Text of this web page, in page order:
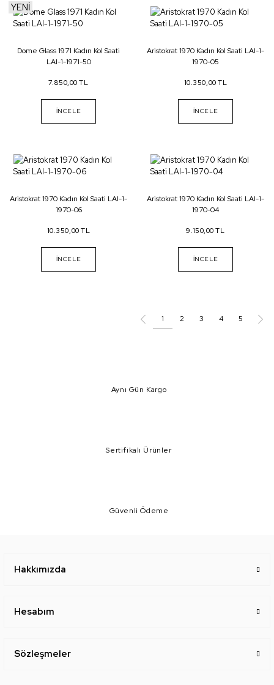
YENİ
Dome Glass 1971 Kadın Kol Saati
LAI-1-1971-50
7.850,00 TL
İNCELE
Aristokrat 1970 Kadın Kol Saati LAI-1-
1970-05
10.350,00 TL
İNCELE
Aristokrat 1970 Kadın Kol Saati LAI-1-
1970-06
10.350,00 TL
İNCELE
Aristokrat 1970 Kadın Kol Saati LAI-1-
1970-04
9.150,00 TL
İNCELE
1 2 3 4 5
Aynı Gün Kargo
Sertifikalı Ürünler
Güvenli Ödeme
Hakkımızda
Hesabım
Sözleşmeler